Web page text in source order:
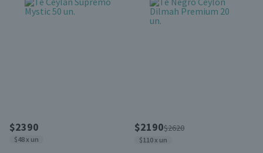
$2390
$48 x un
$2190$2620
$110 x un